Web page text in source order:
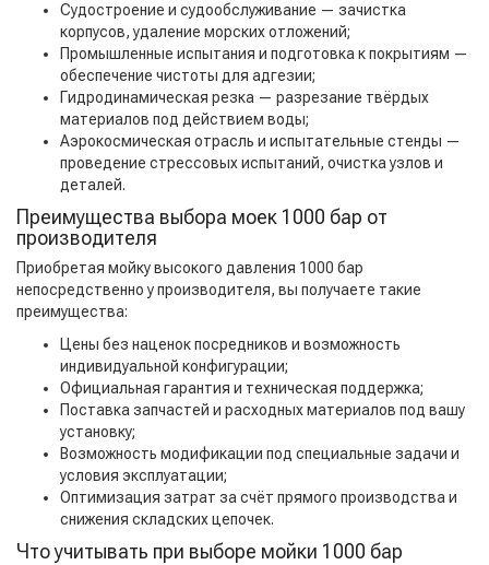
Судостроение и судообслуживание — зачистка
корпусов, удаление морских отложений;
Промышленные испытания и подготовка к покрытиям —
обеспечение чистоты для адгезии;
Гидродинамическая резка — разрезание твёрдых
материалов под действием воды;
Аэрокосмическая отрасль и испытательные стенды —
проведение стрессовых испытаний, очистка узлов и
деталей.
Преимущества выбора моек 1000 бар от
производителя
Приобретая мойку высокого давления 1000 бар
непосредственно у производителя, вы получаете такие
преимущества:
Цены без наценок посредников и возможность
индивидуальной конфигурации;
Официальная гарантия и техническая поддержка;
Поставка запчастей и расходных материалов под вашу
установку;
Возможность модификации под специальные задачи и
условия эксплуатации;
Оптимизация затрат за счёт прямого производства и
снижения складских цепочек.
Что учитывать при выборе мойки 1000 бар